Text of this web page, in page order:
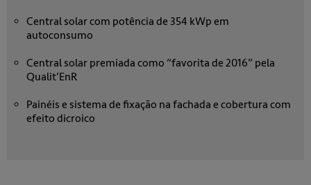
Central solar com potência de 354 kWp em
autoconsumo
Central solar premiada como “favorita de 2016” pela
Qualit’EnR
Painéis e sistema de fixação na fachada e cobertura com
efeito dicroico